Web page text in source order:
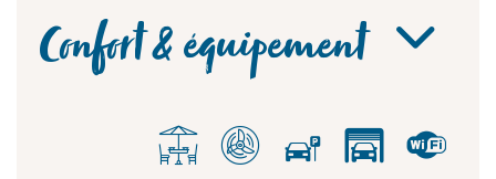
Confort & équipement